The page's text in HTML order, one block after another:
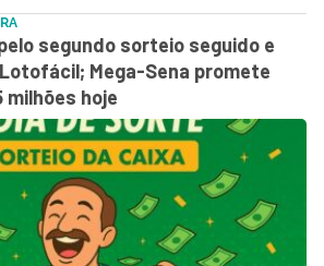
segundo sorteio seguido e
Mega-Sena promete
milhões hoje